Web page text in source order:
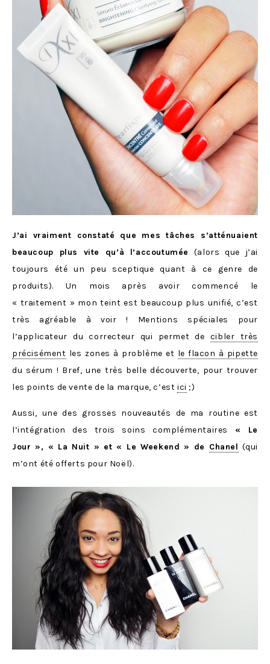
J’ai vraiment constaté que mes tâches s’atténuaient
beaucoup plus vite qu’à l’accoutumée
(alors que j’ai
toujours été un peu sceptique quant à ce genre de
produits). Un mois après avoir commencé le
« traitement » mon teint est beaucoup plus unifié, c’est
très agréable à voir ! Mentions spéciales pour
l’applicateur du correcteur qui permet de cibler très
précisément les zones à problème et le flacon à pipette
du sérum ! Bref, une très belle découverte, pour trouver
les points de vente de la marque, c’estici ;)
Aussi, une des grosses nouveautés de ma routine est
l’intégration des trois soins complémentaires « Le
Jour », « La Nuit » et « Le Weekend » de Chanel (qui
m’ont été offerts pour Noël).